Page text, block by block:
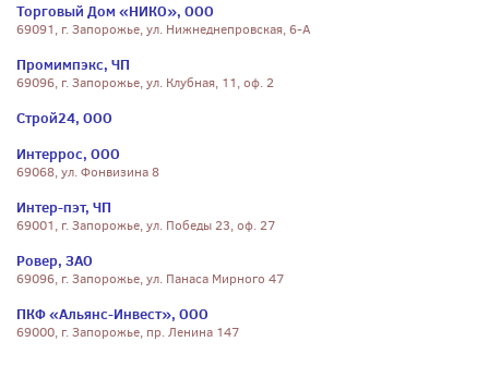
Торговый Дом «НИКО», ООО
69091, г. Запорожье, ул. Нижнеднепровская, 6-А
Промимпэкс, ЧП
69096, г. Запорожье, ул. Клубная, 11, оф. 2
Строй24, ООО
Интеррос, ООО
69068, ул. Фонвизина 8
Интер-пэт, ЧП
69001, г. Запорожье, ул. Победы 23, оф. 27
Ровер, ЗАО
69096, г. Запорожье, ул. Панаса Мирного 47
ПКФ «Альянс-Инвест», ООО
69000, г. Запорожье, пр. Ленина 147